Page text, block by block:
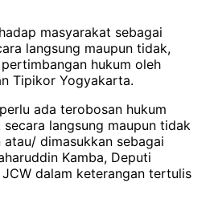
masyarakat sebagai
langsung maupun tidak,
hukum oleh
Tipikor Yogyakarta.
ada terobosan hukum
langsung maupun tidak
dimasukkan sebagai
Kamba, Deputi
dalam keterangan tertulis